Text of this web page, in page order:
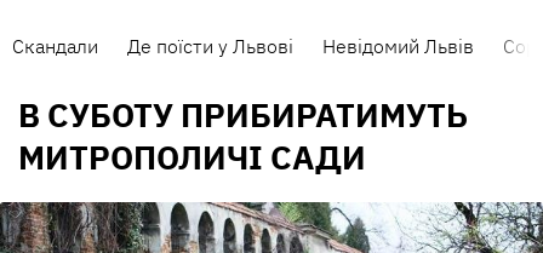
Скандали Де поїсти у Львові Невідомий Львів
В СУБОТУ ПРИБИРАТИМУТЬ
МИТРОПОЛИЧІ САДИ